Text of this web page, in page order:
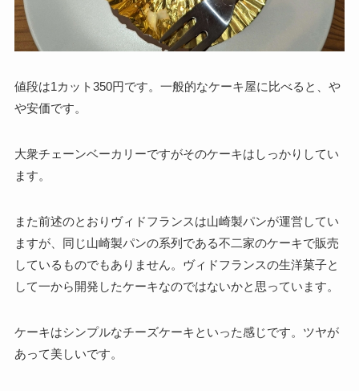
値段は1カット350円です。一般的なケーキ屋に比べると、や
や安価です。
大衆チェーンベーカリーですがそのケーキはしっかりしてい
ます。
また前述のとおりヴィドフランスは山崎製パンが運営してい
ますが、同じ山崎製パンの系列である不二家のケーキで販売
しているものでもありません。ヴィドフランスの生洋菓子と
して一から開発したケーキなのではないかと思っています。
ケーキはシンプルなチーズケーキといった感じです。ツヤが
あって美しいです。